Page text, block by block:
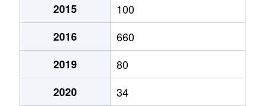
2015
100
2016
660
2019
80
2020
34